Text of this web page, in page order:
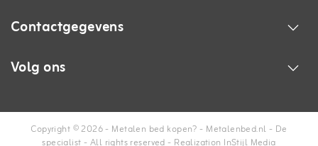
Contactgegevens
Volg ons
Copyright © 2026 - Metalen bed kopen? - Metalenbed.nl - De
specialist - All rights reserved - Realization InStijl Media